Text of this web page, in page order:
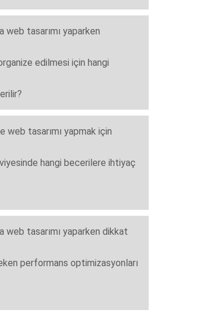
web tasarımı yaparken
edilmesi için hangi
web tasarımı yapmak için
hangi becerilere ihtiyaç
web tasarımı yaparken dikkat
performans optimizasyonları